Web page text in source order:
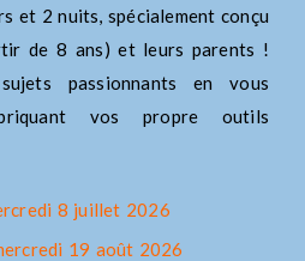
et 2 nuits, spécialement conçu
de 8 ans) et leurs parents !
passionnants en vous
vos propre outils
8 juillet 2026
19 août 2026